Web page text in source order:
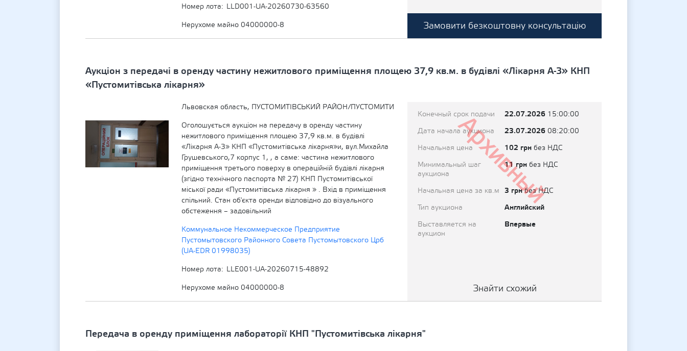
Номер лота
LLD001-UA-20260730-63560
Нерухоме майно 04000000-8
Замовити безкоштовну консультацію
Аукціон з передачі в оренду частину нежитлового приміщення площею 37,9 кв.м. в будівлі «Лікарня А-3» КНП
«Пустомитівська лікарня»
Львовская область, ПУСТОМИТІВСЬКИЙ РАЙОН/ПУСТОМИТИ
Оголошується аукціон на передачу в оренду частину
нежитлового приміщення площею 37,9 кв.м. в будівлі
«Лікарня А-3» КНП «Пустомитівська лікарня»и, вул.Михайла
Грушевського,7 корпус 1, , а саме: частина нежитлового
приміщення третього поверху в операційній будівлі лікарня
(згідно технічного паспорта № 27) КНП Пустомитівської
міської ради «Пустомитівська лікарня » . Вхід в приміщення
спільний. Стан об'єкта оренди відповідно до візуального
обстеження – задовільний
Коммунальное Некоммерческое Предприятие
Пустомытовского Районного Совета Пустомытовского Црб
(UA-EDR 01998035)
Номер лота
LLE001-UA-20260715-48892
Нерухоме майно 04000000-8
Архивный
Конечный срок подачи 22.07.2026 15:00:00
Дата начала аукциона
23.07.2026 08:20:00
Начальная цена
102 грн без НДС
Минимальный шаг
аукциона
11 грн без НДС
Начальная цена за кв.м 3 грнбез НДС
Тип аукциона
Английский
Выставляется на
аукцион
Впервые
Знайти схожий
Передача в оренду приміщення лабораторії КНП "Пустомитівська лікарня"